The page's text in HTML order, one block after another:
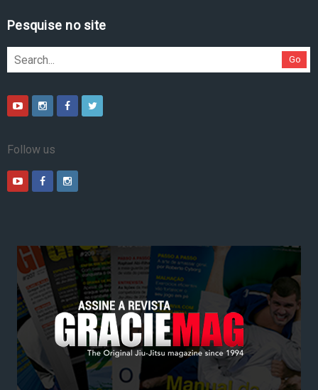
Pesquise no site
Go
Follow us